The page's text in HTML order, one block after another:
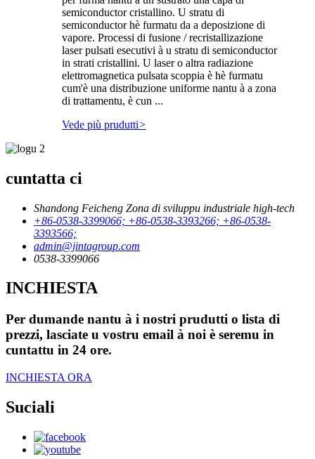
semiconductor cristallino. U stratu di
semiconductor hè furmatu da a deposizione di
vapore. Processi di fusione / recristallizazione
laser pulsati esecutivi à u stratu di semiconductor
in strati cristallini. U laser o altra radiazione
elettromagnetica pulsata scoppia è hè furmatu
cum'è una distribuzione uniforme nantu à a zona
di trattamentu, è cun ...
Vede più prudutti>
cuntatta ci
Shandong Feicheng Zona di sviluppu industriale high-tech
+86-0538-3399066; +86-0538-3393266; +86-0538-
3393566;
admin@jintagroup.com
0538-3399066
INCHIESTA
Per dumande nantu à i nostri prudutti o lista di
prezzi, lasciate u vostru email à noi è seremu in
cuntattu in 24 ore.
INCHIESTA ORA
Suciali